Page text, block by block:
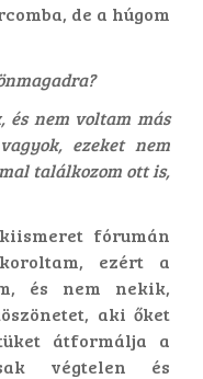
de a húgom
és nem voltam más
ezeket nem
találkozom ott is,
fórumán
ezért a
és nem nekik,
aki őket
átformálja a
végtelen és